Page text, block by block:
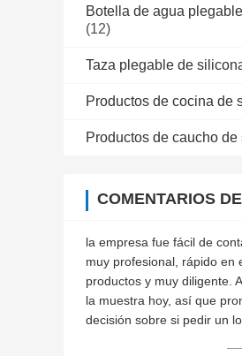
Botella de agua
(12)
Taza plegable de
Productos de cocina de
Productos de caucho de
COMENTARIOS
la empresa fue fácil de
muy profesional, rápido en
productos y muy diligente.
la muestra hoy, así que
decisión sobre si pedir un